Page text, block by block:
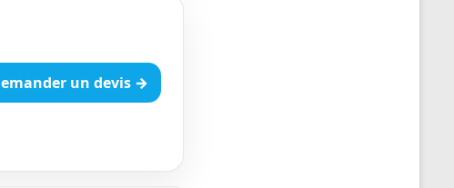
un devis →